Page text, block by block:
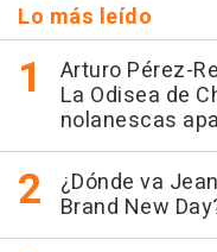
Lo más leído
Arturo Pérez-
La Odisea de
nolanescas
¿Dónde va
Brand New